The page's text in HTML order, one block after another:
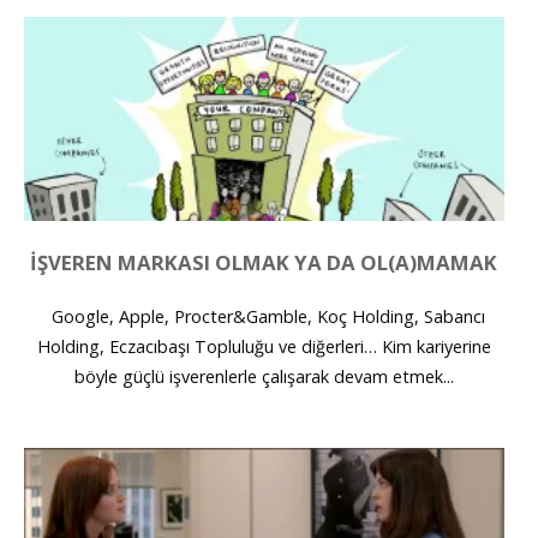
İŞVEREN MARKASI OLMAK YA DA OL(A)MAMAK
Google, Apple, Procter&Gamble, Koç Holding, Sabancı
Holding, Eczacıbaşı Topluluğu ve diğerleri… Kim kariyerine
böyle güçlü işverenlerle çalışarak devam etmek...